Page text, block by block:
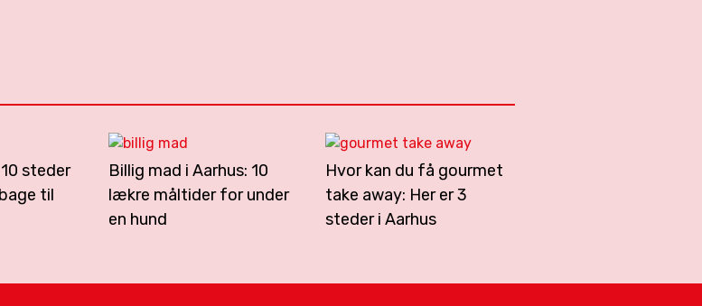
steder
til
Billig mad i Aarhus: 10
lækre måltider for under
en hund
Hvor kan du få gourmet
take away: Her er 3
steder i Aarhus